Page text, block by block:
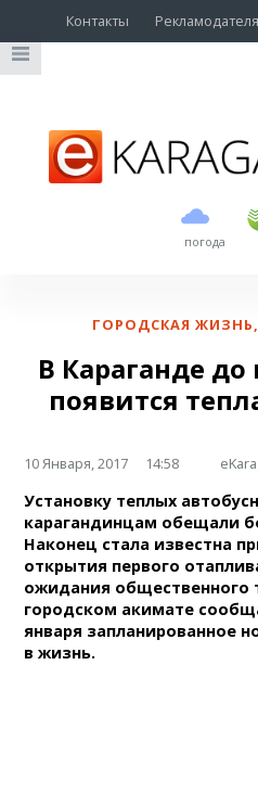
Контакты
погода
USD
EUR
ГОРОДСКАЯ ЖИЗНЬ,
В Караганде до
появится
10 Января, 2017 14:58
Установку теплых
карагандинцам обещали
Наконец стала известна
открытия первого
ожидания общественного
городском акимате
января запланированное
в жизнь.